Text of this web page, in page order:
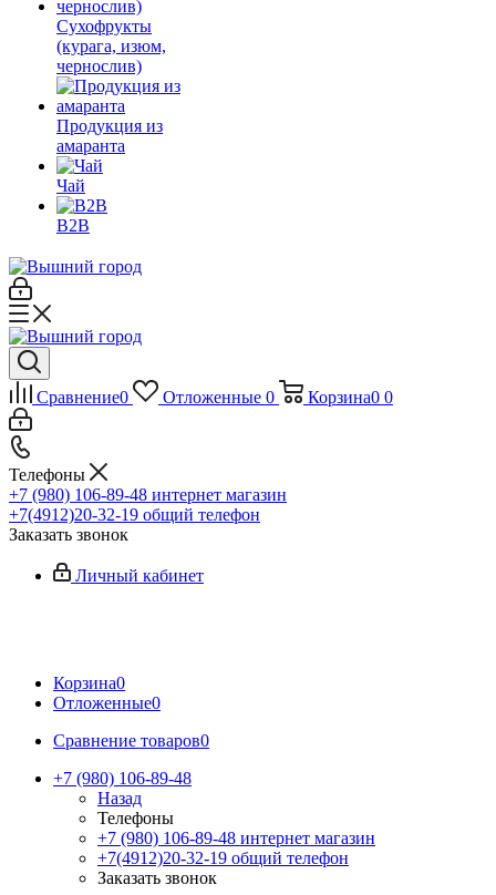
Сухофрукты
(курага, изюм,
чернослив)
Продукция из
амаранта
Чай
B2B
Сравнение0 Отложенные 0 Корзина0 0
Телефоны
+7 (980) 106-89-48 интернет магазин
+7(4912)20-32-19 общий телефон
Заказать звонок
Личный кабинет
Корзина0
Отложенные0
Сравнение товаров0
+7 (980) 106-89-48
Назад
Телефоны
+7 (980) 106-89-48 интернет магазин
+7(4912)20-32-19 общий телефон
Заказать звонок